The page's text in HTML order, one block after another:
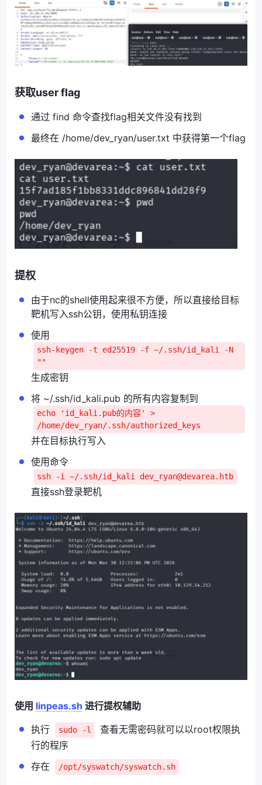
获取user flag
通过 find 命令查找flag相关文件没有找到
最终在 /home/dev_ryan/user.txt 中获得第一个flag
提权
由于nc的shell使用起来很不方便，所以直接给目标
靶机写入ssh公钥，使用私钥连接
使用
ssh-keygen -t ed25519 -f ~/.ssh/id_kali -N
""
生成密钥
将 ~/.ssh/id_kali.pub 的所有内容复制到
echo 'id_kali.pub的内容' >
/home/dev_ryan/.ssh/authorized_keys
并在目标执行写入
使用命令
ssh -i ~/.ssh/id_kali dev_ryan@devarea.htb
直接ssh登录靶机
使用 linpeas.sh 进行提权辅助
执行
sudo -l
查看无需密码就可以以root权限执
行的程序
存在
/opt/syswatch/syswatch.sh